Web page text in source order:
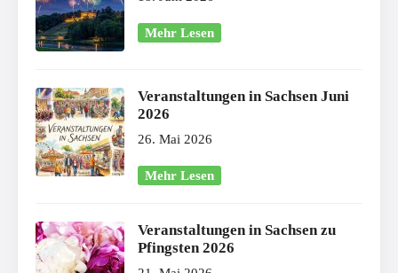
Mehr Lesen
Veranstaltungen in Sachsen Juni
2026
26. Mai 2026
Mehr Lesen
Veranstaltungen in Sachsen zu
Pfingsten 2026